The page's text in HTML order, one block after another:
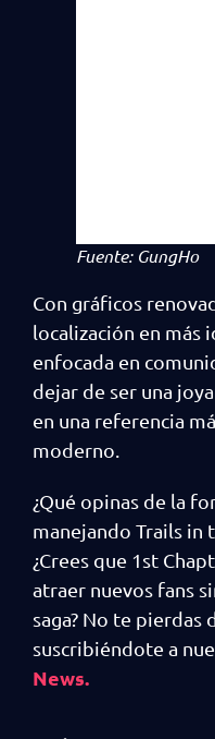
Fuente: GungHo
Con gráficos
localización en más
enfocada en
dejar de ser una
en una referencia
moderno.
¿Qué opinas de la
manejando Trails in
¿Crees que 1st
atraer nuevos fans
saga? No te pierdas
suscribiéndote a
News.